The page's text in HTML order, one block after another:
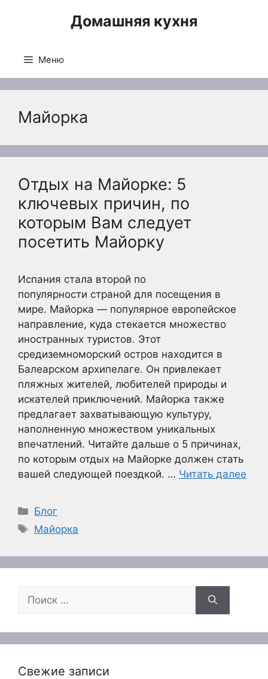
Домашняя кухня
Меню
Майорка
Отдых на Майорке: 5
ключевых причин, по
которым Вам следует
посетить Майорку
Испания стала второй по
популярности страной для посещения в
мире. Майорка — популярное европейское
направление, куда стекается множество
иностранных туристов. Этот
средиземноморский остров находится в
Балеарском архипелаге. Он привлекает
пляжных жителей, любителей природы и
искателей приключений. Майорка также
предлагает захватывающую культуру,
наполненную множеством уникальных
впечатлений. Читайте дальше о 5 причинах,
по которым отдых на Майорке должен стать
вашей следующей поездкой. … Читать далее
Рубрики
Блог
Метки
Майорка
Поиск:
Свежие записи